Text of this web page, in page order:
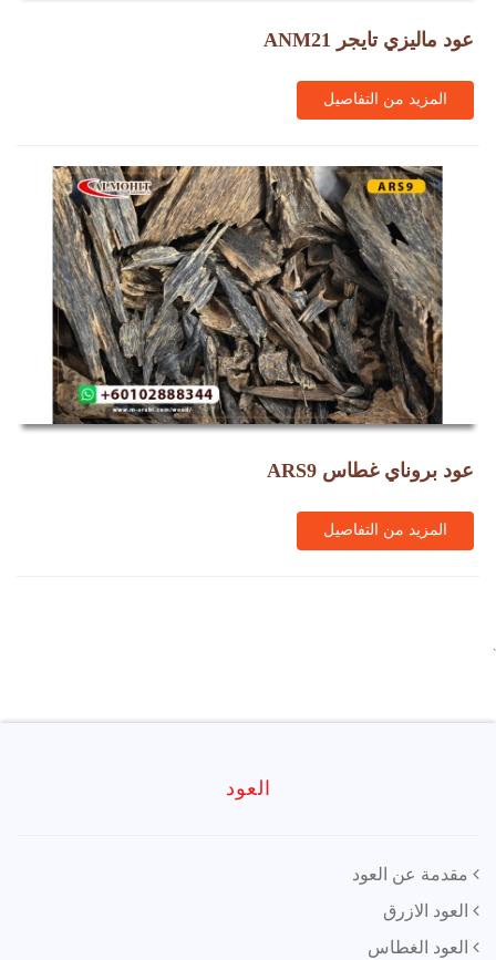
عود ماليزي تايجر ANM21
المزيد من التفاصيل
عود بروناي غطاس ARS9
المزيد من التفاصيل
`
العود
مقدمة عن العود
العود الازرق
العود الغطاس